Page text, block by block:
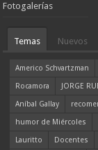
Fotogalerías
Temas Nuevos
Americo Schvartzman
Rocamora
JORGE
Aníbal Gallay
humor de Miércoles
Lauritto
Docentes